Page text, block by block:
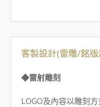
客製設計(雷雕/銘
◆雷射雕刻
LOGO及內容以雕刻